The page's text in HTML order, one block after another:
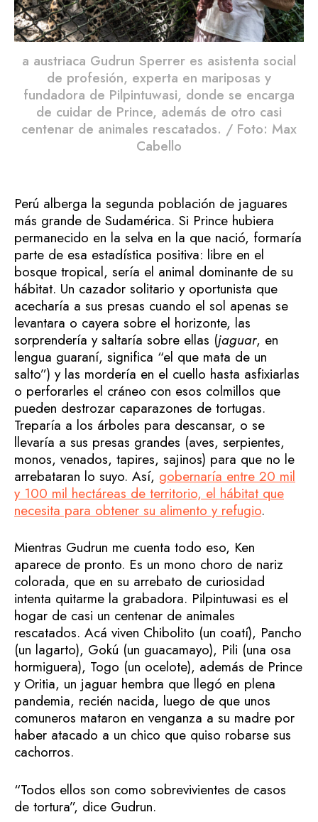
a austriaca Gudrun Sperrer es asistenta social
de profesión, experta en mariposas y
fundadora de Pilpintuwasi, donde se encarga
de cuidar de Prince, además de otro casi
centenar de animales rescatados. / Foto: Max
Cabello
Perú alberga la segunda población de jaguares
más grande de Sudamérica. Si Prince hubiera
permanecido en la selva en la que nació, formaría
parte de esa estadística positiva: libre en el
bosque tropical, sería el animal dominante de su
hábitat. Un cazador solitario y oportunista que
acecharía a sus presas cuando el sol apenas se
levantara o cayera sobre el horizonte, las
sorprendería y saltaría sobre ellas (jaguar, en
lengua guaraní, significa “el que mata de un
salto”) y las mordería en el cuello hasta asfixiarlas
o perforarles el cráneo con esos colmillos que
pueden destrozar caparazones de tortugas.
Treparía a los árboles para descansar, o se
llevaría a sus presas grandes (aves, serpientes,
monos, venados, tapires, sajinos) para que no le
arrebataran lo suyo. Así, gobernaría entre 20 mil
y 100 mil hectáreas de territorio, el hábitat que
necesita para obtener su alimento y refugio.
Mientras Gudrun me cuenta todo eso, Ken
aparece de pronto. Es un mono choro de nariz
colorada, que en su arrebato de curiosidad
intenta quitarme la grabadora. Pilpintuwasi es el
hogar de casi un centenar de animales
rescatados. Acá viven Chibolito (un coatí), Pancho
(un lagarto), Gokú (un guacamayo), Pili (una osa
hormiguera), Togo (un ocelote), además de Prince
y Oritia, un jaguar hembra que llegó en plena
pandemia, recién nacida, luego de que unos
comuneros mataron en venganza a su madre por
haber atacado a un chico que quiso robarse sus
cachorros.
“Todos ellos son como sobrevivientes de casos
de tortura”, dice Gudrun.